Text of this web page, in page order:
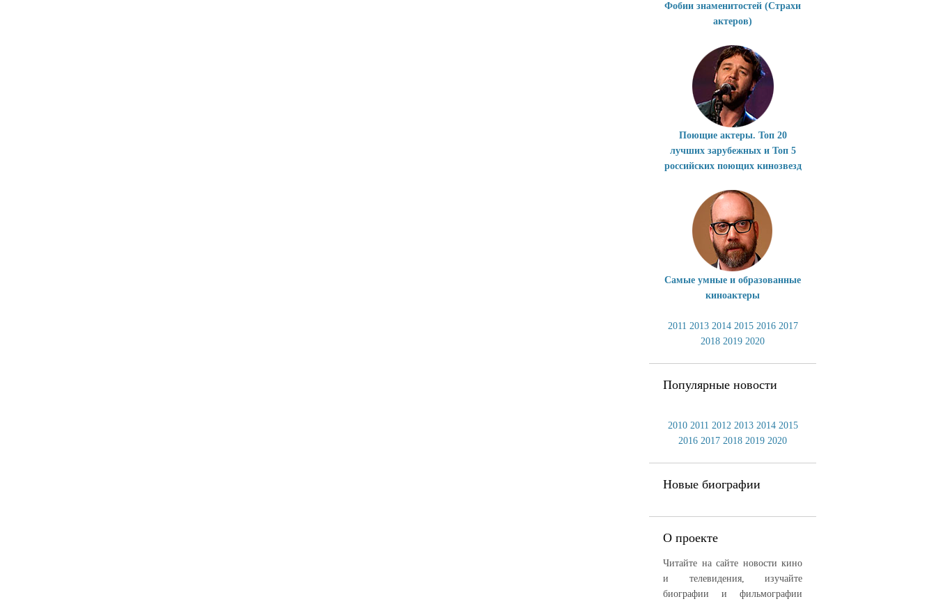
Фобии знаменитостей (Страхи
актеров)
Поющие актеры. Топ 20
лучших зарубежных и Топ 5
российских поющих кинозвезд
Самые умные и образованные
киноактеры
2011 2013 2014 2015 2016 2017
2018 2019 2020
Популярные новости
2010 2011 2012 2013 2014 2015
2016 2017 2018 2019 2020
Новые биографии
О проекте
Читайте на сайте новости кино
и телевидения, изучайте
биографии и фильмографии